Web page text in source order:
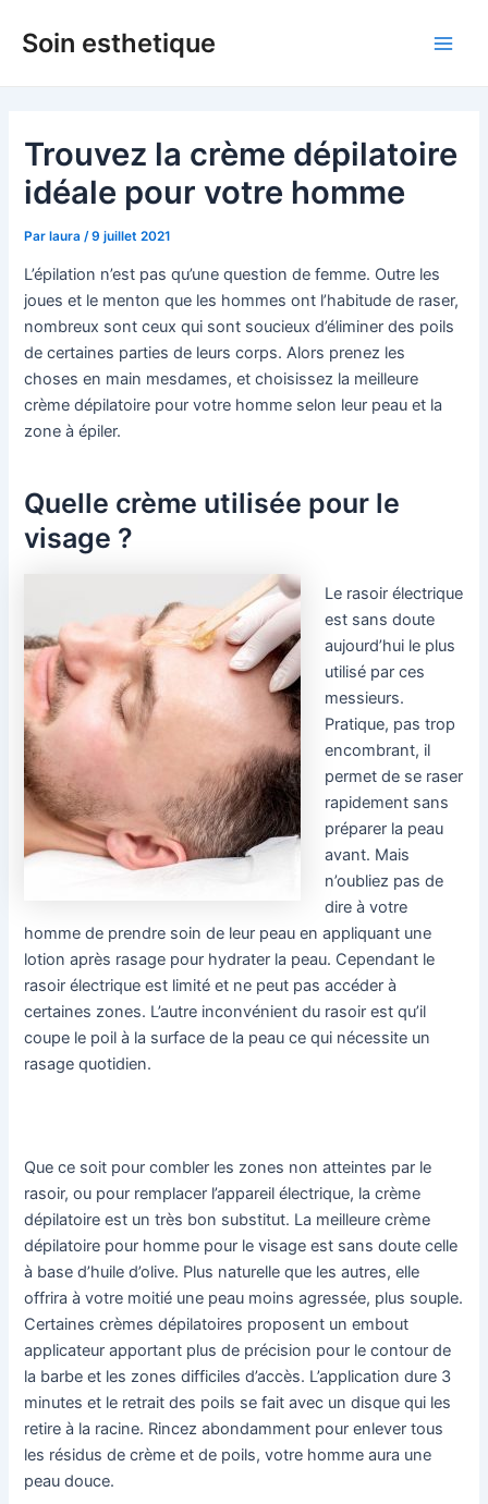
Soin esthetique
Trouvez la crème dépilatoire
idéale pour votre homme
Parlaura /9 juillet 2021
L’épilation n’est pas qu’une question de femme. Outre les
joues et le menton que les hommes ont l’habitude de raser,
nombreux sont ceux qui sont soucieux d’éliminer des poils
de certaines parties de leurs corps. Alors prenez les
choses en main mesdames, et choisissez la meilleure
crème dépilatoire pour votre homme selon leur peau et la
zone à épiler.
Quelle crème utilisée pour le
visage ?
Le rasoir électrique
est sans doute
aujourd’hui le plus
utilisé par ces
messieurs.
Pratique, pas trop
encombrant, il
permet de se raser
rapidement sans
préparer la peau
avant. Mais
n’oubliez pas de
dire à votre
homme de prendre soin de leur peau en appliquant une
lotion après rasage pour hydrater la peau. Cependant le
rasoir électrique est limité et ne peut pas accéder à
certaines zones. L’autre inconvénient du rasoir est qu’il
coupe le poil à la surface de la peau ce qui nécessite un
rasage quotidien.
Que ce soit pour combler les zones non atteintes par le
rasoir, ou pour remplacer l’appareil électrique, la crème
dépilatoire est un très bon substitut. La meilleure crème
dépilatoire pour homme pour le visage est sans doute celle
à base d’huile d’olive. Plus naturelle que les autres, elle
offrira à votre moitié une peau moins agressée, plus souple.
Certaines crèmes dépilatoires proposent un embout
applicateur apportant plus de précision pour le contour de
la barbe et les zones difficiles d’accès. L’application dure 3
minutes et le retrait des poils se fait avec un disque qui les
retire à la racine. Rincez abondamment pour enlever tous
les résidus de crème et de poils, votre homme aura une
peau douce.